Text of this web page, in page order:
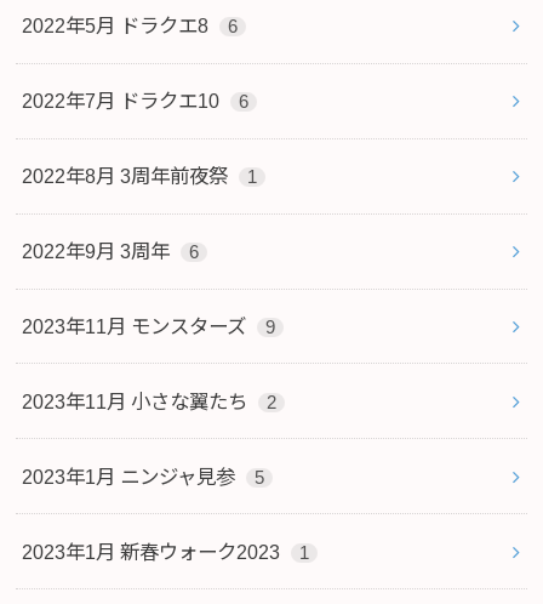
2022年5月 ドラクエ8 6
2022年7月 ドラクエ10 6
2022年8月 3周年前夜祭 1
2022年9月 3周年 6
2023年11月 モンスターズ 9
2023年11月 小さな翼たち 2
2023年1月 ニンジャ見参 5
2023年1月 新春ウォーク2023 1